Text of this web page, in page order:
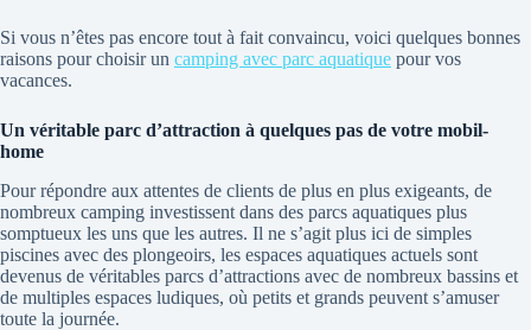
Si vous n’êtes pas encore tout à fait convaincu, voici quelques bonnes
raisons pour choisir un camping avec parc aquatique pour vos
vacances.
Un véritable parc d’attraction à quelques pas de votre mobil-
home
Pour répondre aux attentes de clients de plus en plus exigeants, de
nombreux camping investissent dans des parcs aquatiques plus
somptueux les uns que les autres. Il ne s’agit plus ici de simples
piscines avec des plongeoirs, les espaces aquatiques actuels sont
devenus de véritables parcs d’attractions avec de nombreux bassins et
de multiples espaces ludiques, où petits et grands peuvent s’amuser
toute la journée.